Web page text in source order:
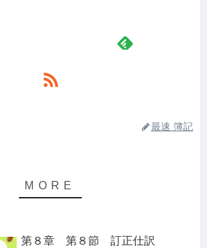
最速 簿記
第８章 第８節 訂正仕訳